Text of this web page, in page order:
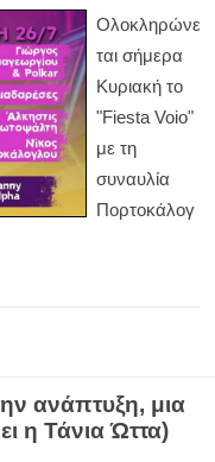
Ολοκληρώνε
ται σήμερα
Κυριακή το
"Fiesta Voio"
με τη
συναυλία
Πορτοκάλογ
ανάπτυξη, μια
η Τάνια Ώττα)